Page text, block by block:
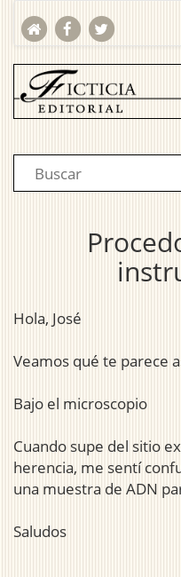
Hola, José
Veamos qué te parece
Bajo el microscopio
Cuando supe del sitio
herencia, me sentí
una muestra de ADN
Saludos